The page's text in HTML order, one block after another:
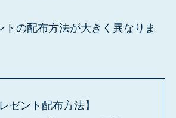
トの配布方法が大きく異なりま
ゼント配布方法】